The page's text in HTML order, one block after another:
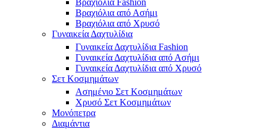
Βραχιόλια Fashion
Βραχιόλια από Ασήμι
Βραχιόλια από Χρυσό
Γυναικεία Δαχτυλίδια
Γυναικεία Δαχτυλίδια Fashion
Γυναικεία Δαχτυλίδια από Ασήμι
Γυναικεία Δαχτυλίδια από Χρυσό
Σετ Κοσμημάτων
Ασημένιο Σετ Κοσμημάτων
Χρυσό Σετ Κοσμημάτων
Μονόπετρα
Διαμάντια